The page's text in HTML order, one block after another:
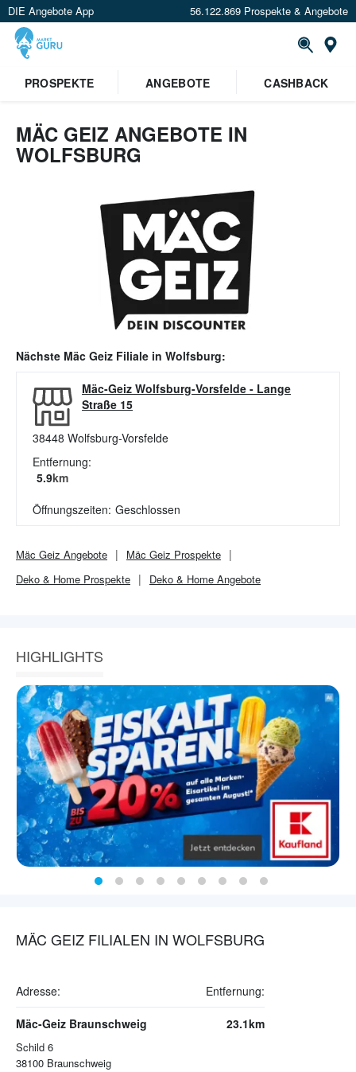
DIE Angebote App 56.122.869 Prospekte & Angebote
PROSPEKTE
ANGEBOTE CASHBACK
MÄC GEIZ ANGEBOTE IN
WOLFSBURG
Nächste Mäc Geiz Filiale in Wolfsburg:
Mäc-Geiz Wolfsburg-Vorsfelde - Lange
Straße 15
38448 Wolfsburg-Vorsfelde
Entfernung:
5.9km
Öffnungszeiten: Geschlossen
Mäc Geiz Angebote Mäc Geiz Prospekte
Deko & Home Prospekte Deko & Home Angebote
HIGHLIGHTS
MÄC GEIZ FILIALEN IN WOLFSBURG
Adresse: Entfernung:
Mäc-Geiz Braunschweig
Schild 6
38100 Braunschweig
23.1km